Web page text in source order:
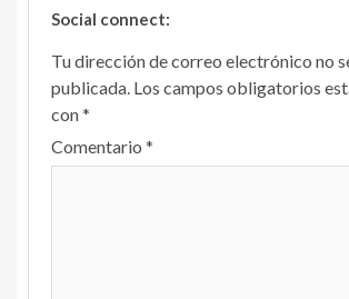
Social connect:
Tu dirección de correo electrónico no
publicada. Los campos obligatorios
con*
Comentario *